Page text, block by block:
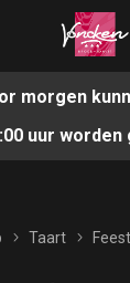
morgen
uur worden
Taart